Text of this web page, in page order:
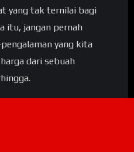
yang tak ternilai bagi
itu, jangan pernah
yang kita
dari sebuah